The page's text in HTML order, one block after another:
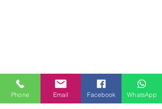
MILANHOUSES
Phone Email Facebook WhatsApp